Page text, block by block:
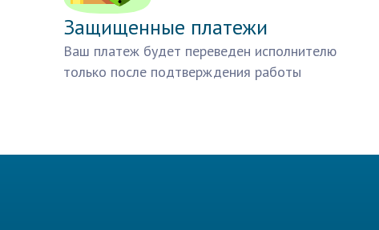
Защищенные платежи
Ваш платеж будет переведен исполнителю
только после подтверждения работы